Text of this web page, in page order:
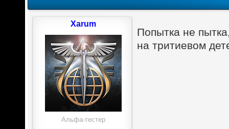
Попытка не
на тритиевом
Xarum
Альфа-тестер